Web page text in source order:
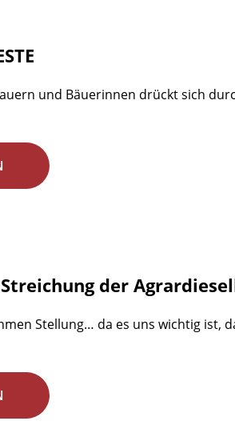
und Bäuerinnen drückt sich
der
Stellung… da es uns wichtig ist,